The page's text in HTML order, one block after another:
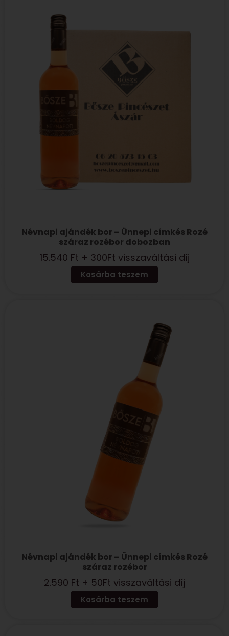
Névnapi ajándék bor – Ünnepi címkés Rozé
száraz rozébor dobozban
15.540 Ft + 300Ft visszaváltási díj
Kosárba teszem
Névnapi ajándék bor – Ünnepi címkés Rozé
száraz rozébor
2.590 Ft + 50Ft visszaváltási díj
Kosárba teszem